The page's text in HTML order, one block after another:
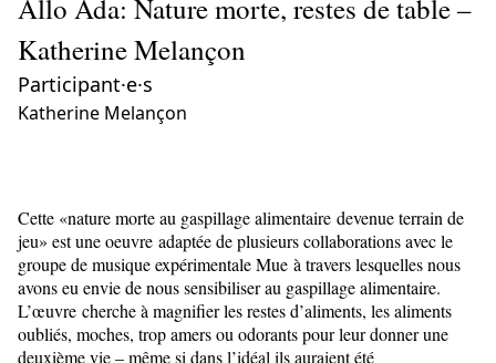
Allo Ada: Nature morte, restes de table –
Katherine Melançon
Participant·e·s
Katherine Melançon
Cette «nature morte au gaspillage alimentaire devenue terrain de
jeu» est une oeuvre adaptée de plusieurs collaborations avec le
groupe de musique expérimentale Mue à travers lesquelles nous
avons eu envie de nous sensibiliser au gaspillage alimentaire.
L’œuvre cherche à magnifier les restes d’aliments, les aliments
oubliés, moches, trop amers ou odorants pour leur donner une
deuxième vie – même si dans l’idéal ils auraient été